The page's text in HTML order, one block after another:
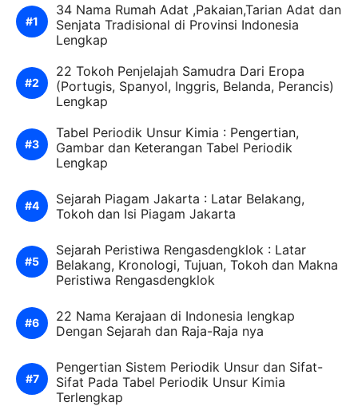
34 Nama Rumah Adat ,Pakaian,Tarian Adat dan
Senjata Tradisional di Provinsi Indonesia
Lengkap
22 Tokoh Penjelajah Samudra Dari Eropa
(Portugis, Spanyol, Inggris, Belanda, Perancis)
Lengkap
Tabel Periodik Unsur Kimia : Pengertian,
Gambar dan Keterangan Tabel Periodik
Lengkap
Sejarah Piagam Jakarta : Latar Belakang,
Tokoh dan Isi Piagam Jakarta
Sejarah Peristiwa Rengasdengklok : Latar
Belakang, Kronologi, Tujuan, Tokoh dan Makna
Peristiwa Rengasdengklok
22 Nama Kerajaan di Indonesia lengkap
Dengan Sejarah dan Raja-Raja nya
Pengertian Sistem Periodik Unsur dan Sifat-
Sifat Pada Tabel Periodik Unsur Kimia
Terlengkap